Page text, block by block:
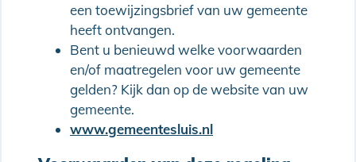
een toewijzingsbrief van uw gemeente
heeft ontvangen.
Bent u benieuwd welke voorwaarden
en/of maatregelen voor uw gemeente
gelden? Kijk dan op de website van uw
gemeente.
www.gemeentesluis.nl